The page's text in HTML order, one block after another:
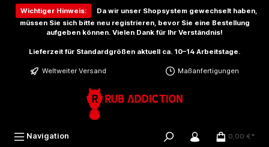
springen
Wichtiger Hinweis:
Da wir unser Shopsystem gewechselt haben,
müssen Sie sich bitte neu registrieren, bevor Sie eine Bestellung
aufgeben können. Vielen Dank für Ihr Verständnis!
Lieferzeit für Standardgrößen aktuell ca. 10–14 Arbeitstage.
Weltweiter Versand Maßanfertigungen
Navigation 0,00 €*